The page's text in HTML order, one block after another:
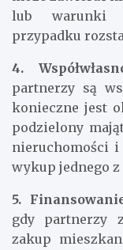
lub warunki
przypadku
4.
partnerzy są
konieczne jest
podzielony
nieruchomości i
wykup jednego
5.
gdy partnerzy
zakup